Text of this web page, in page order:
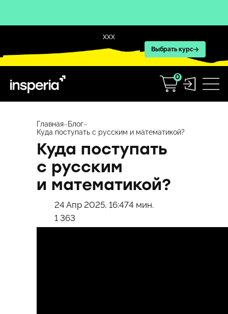
содержимому
XXX
Выбрать курс
0
Главная–Блог–
Куда поступать с русским и математикой?
Куда поступать
с русским
и математикой?
24 Апр 2025, 16:474 мин.
1 363